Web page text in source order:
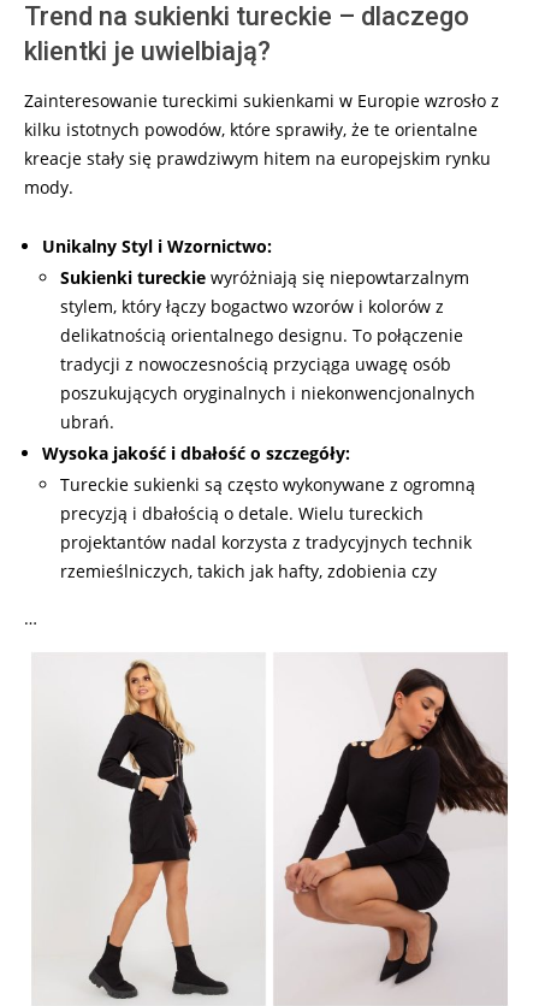
Trend na sukienki tureckie – dlaczego
klientki je uwielbiają?
Zainteresowanie tureckimi sukienkami w Europie wzrosło z
kilku istotnych powodów, które sprawiły, że te orientalne
kreacje stały się prawdziwym hitem na europejskim rynku
mody.
Unikalny Styl i Wzornictwo:
Sukienki tureckie wyróżniają się niepowtarzalnym
stylem, który łączy bogactwo wzorów i kolorów z
delikatnością orientalnego designu. To połączenie
tradycji z nowoczesnością przyciąga uwagę osób
poszukujących oryginalnych i niekonwencjonalnych
ubrań.
Wysoka jakość i dbałość o szczegóły:
Tureckie sukienki są często wykonywane z ogromną
precyzją i dbałością o detale. Wielu tureckich
projektantów nadal korzysta z tradycyjnych technik
rzemieślniczych, takich jak hafty, zdobienia czy
…